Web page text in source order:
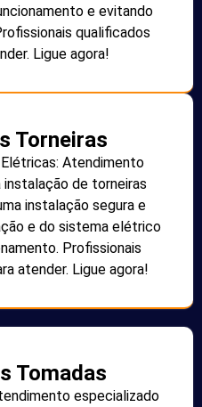
e evitando
qualificados
Ligue agora!
Torneiras
Atendimento
de torneiras
instalação segura e
e do sistema elétrico
Profissionais
atender. Ligue agora!
Tomadas
especializado